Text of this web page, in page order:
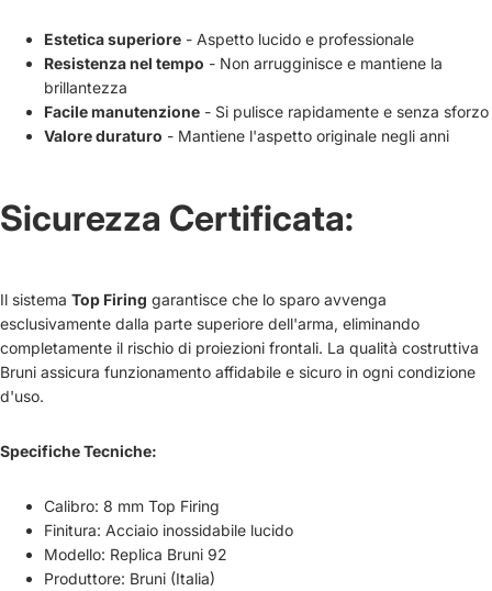
Estetica superiore - Aspetto lucido e professionale
Resistenza nel tempo - Non arrugginisce e mantiene la
brillantezza
Facile manutenzione - Si pulisce rapidamente e senza sforzo
Valore duraturo - Mantiene l'aspetto originale negli anni
Sicurezza Certificata:
Il sistema Top Firing garantisce che lo sparo avvenga
esclusivamente dalla parte superiore dell'arma, eliminando
completamente il rischio di proiezioni frontali. La qualità costruttiva
Bruni assicura funzionamento affidabile e sicuro in ogni condizione
d'uso.
Specifiche Tecniche:
Calibro: 8 mm Top Firing
Finitura: Acciaio inossidabile lucido
Modello: Replica Bruni 92
Produttore: Bruni (Italia)